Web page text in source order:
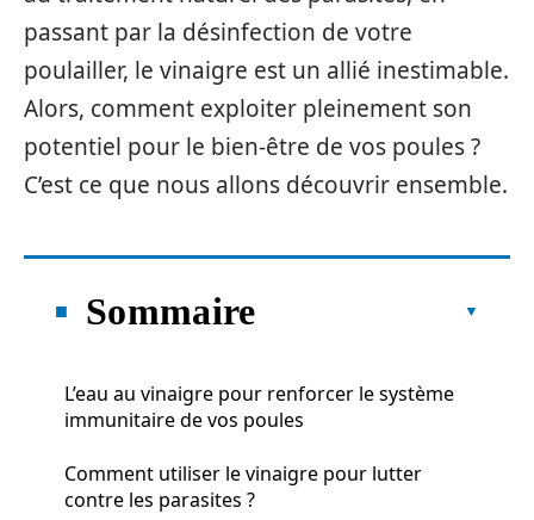
passant par la désinfection de votre
poulailler, le vinaigre est un allié inestimable.
Alors, comment exploiter pleinement son
potentiel pour le bien-être de vos poules ?
C’est ce que nous allons découvrir ensemble.
Sommaire
L’eau au vinaigre pour renforcer le système
immunitaire de vos poules
Comment utiliser le vinaigre pour lutter
contre les parasites ?